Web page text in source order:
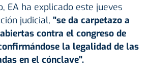
EA ha explicado este jueves
judicial, "se da carpetazo a
contra el congreso de
la legalidad de las
en el cónclave".